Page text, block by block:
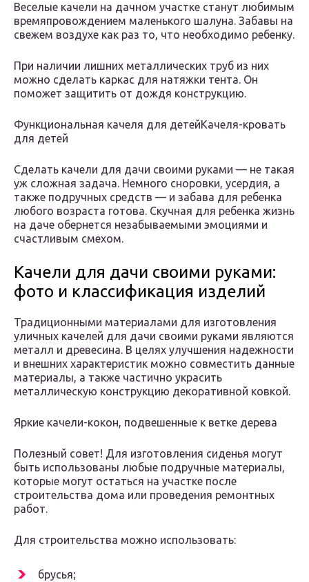
Веселые качели на дачном участке станут любимым
времяпровождением маленького шалуна. Забавы на
свежем воздухе как раз то, что необходимо ребенку.
При наличии лишних металлических труб из них
можно сделать каркас для натяжки тента. Он
поможет защитить от дождя конструкцию.
Функциональная качеля для детейКачеля-кровать
для детей
Сделать качели для дачи своими руками — не такая
уж сложная задача. Немного сноровки, усердия, а
также подручных средств — и забава для ребенка
любого возраста готова. Скучная для ребенка жизнь
на даче обернется незабываемыми эмоциями и
счастливым смехом.
Качели для дачи своими руками:
фото и классификация изделий
Традиционными материалами для изготовления
уличных качелей для дачи своими руками являются
металл и древесина. В целях улучшения надежности
и внешних характеристик можно совместить данные
материалы, а также частично украсить
металлическую конструкцию декоративной ковкой.
Яркие качели-кокон, подвешенные к ветке дерева
Полезный совет! Для изготовления сиденья могут
быть использованы любые подручные материалы,
которые могут остаться на участке после
строительства дома или проведения ремонтных
работ.
Для строительства можно использовать:
брусья;